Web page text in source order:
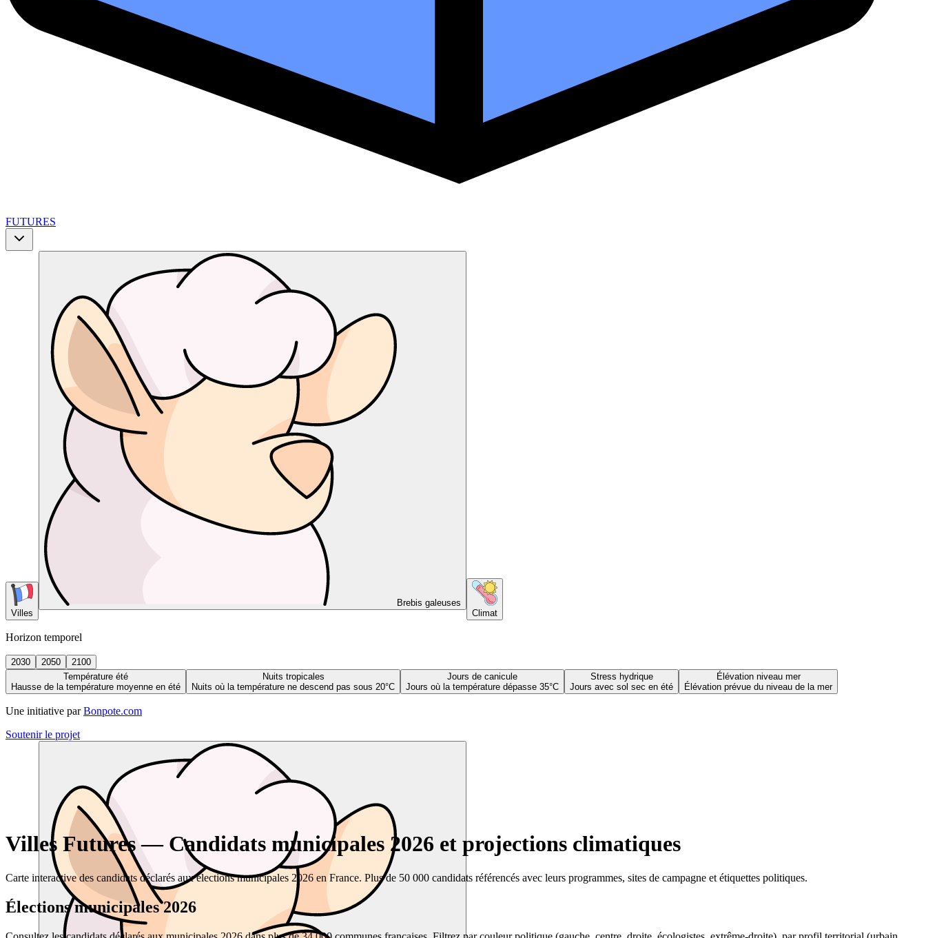
FUTURES
Villes
Brebis galeuses
Climat
Horizon temporel
2030 2050
2100
Température été
Hausse de la température moyenne en été
Nuits tropicales
Nuits où la température ne descend pas sous 20°C
Jours de canicule
Jours où la température dépasse 35°C
Stress hydrique
Jours avec sol sec en été
Élévation niveau mer
Élévation prévue du niveau de la mer
Une initiative par Bonpote.com
Soutenir le projet
Villes Futures — Candidats municipales 2026 et projections climatiques
Carte interactive des candidats déclarés aux élections municipales 2026 en France. Plus de 50 000 candidats référencés avec leurs programmes, sites de campagne et étiquettes politiques.
Élections municipales 2026